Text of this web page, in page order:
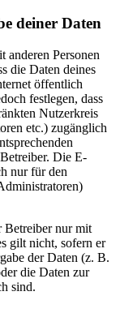
deiner Daten
anderen Personen
die Daten deines
öffentlich
festlegen, dass
Nutzerkreis
etc.) zugänglich
Die E-
nur für den
Betreiber nur mit
gilt nicht, sofern er
der Daten (z. B.
die Daten zur
sind.